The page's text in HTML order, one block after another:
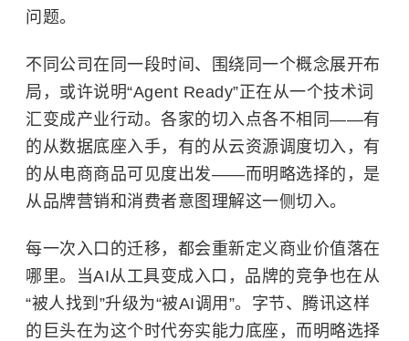
问题。
不同公司在同一段时间、围绕同一个概念展开布
局，或许说明“Agent Ready”正在从一个技术词
汇变成产业行动。各家的切入点各不相同——有
的从数据底座入手，有的从云资源调度切入，有
的从电商商品可见度出发——而明略选择的，是
从品牌营销和消费者意图理解这一侧切入。
每一次入口的迁移，都会重新定义商业价值落在
哪里。当AI从工具变成入口，品牌的竞争也在从
“被人找到”升级为“被AI调用”。字节、腾讯这样
的巨头在为这个时代夯实能力底座，而明略选择